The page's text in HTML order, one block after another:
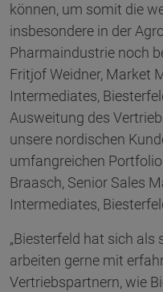
können, um somit die
insbesondere in der
Pharmaindustrie noch
Fritjof Weidner, Market
Intermediates,
Ausweitung des
unsere nordischen
umfangreichen
Braasch, Senior Sales
Intermediates,
„Biesterfeld hat sich als
arbeiten gerne mit
Vertriebspartnern, wie